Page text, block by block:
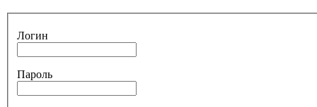
Логин
Пароль